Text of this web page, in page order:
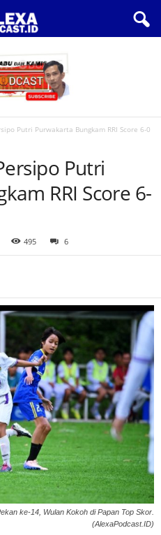
Putri Purwakarta Bungkam RRI Score 6-0‎
Putri
RRI Score 6-
495 6
ke-14, Wulan Kokoh di Papan Top Skor.
(AlexaPodcast.ID)